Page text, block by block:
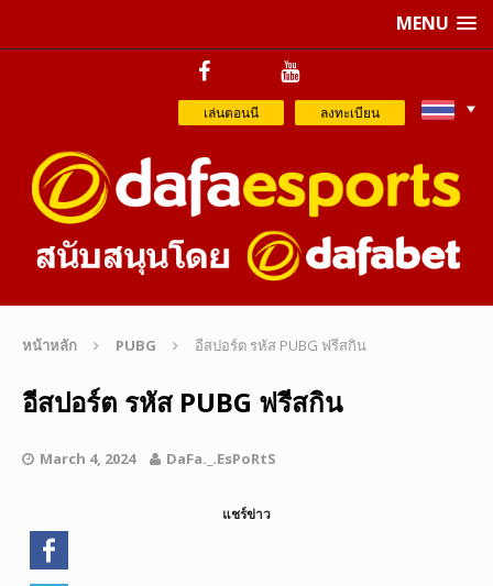
MENU
เล่นตอนนี ลงทะเบียน
หน้าหลัก PUBG อีสปอร์ต รหัส PUBG ฟรีสกิน
อีสปอร์ต รหัส PUBG ฟรีสกิน
March 4, 2024 DaFa._.EsPoRtS
แชร์ข่าว